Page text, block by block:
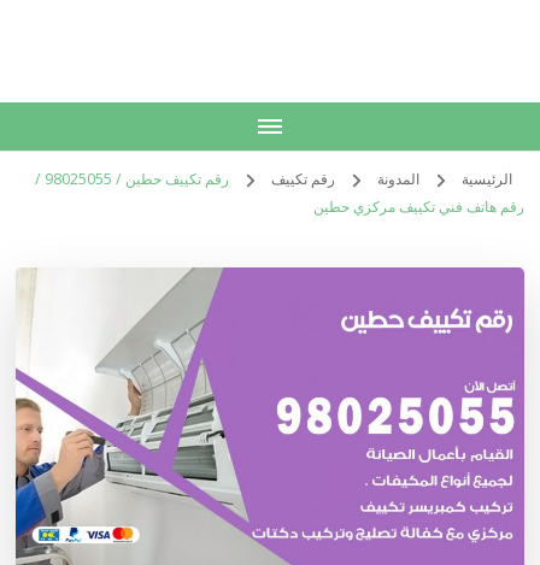
الرئيسية المدونة رقم تكييف
رقم تكييف حطين / 98025055 /
رقم هاتف فني تكييف مركزي حطين